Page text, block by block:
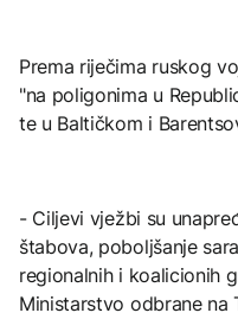
Prema riječima ruskog
"na poligonima u
te u Baltičkom i
- Ciljevi vježbi su
štabova, poboljšanje
regionalnih i koalicionih
Ministarstvo odbrane na